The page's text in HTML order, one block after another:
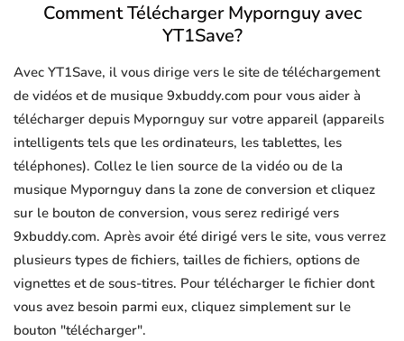
Comment Télécharger Mypornguy avec
YT1Save?
Avec YT1Save, il vous dirige vers le site de téléchargement
de vidéos et de musique 9xbuddy.com pour vous aider à
télécharger depuis Mypornguy sur votre appareil (appareils
intelligents tels que les ordinateurs, les tablettes, les
téléphones). Collez le lien source de la vidéo ou de la
musique Mypornguy dans la zone de conversion et cliquez
sur le bouton de conversion, vous serez redirigé vers
9xbuddy.com. Après avoir été dirigé vers le site, vous verrez
plusieurs types de fichiers, tailles de fichiers, options de
vignettes et de sous-titres. Pour télécharger le fichier dont
vous avez besoin parmi eux, cliquez simplement sur le
bouton "télécharger".